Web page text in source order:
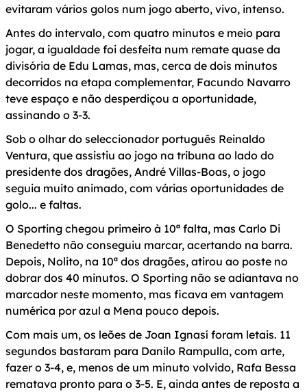
evitaram vários golos num jogo aberto, vivo, intenso.
Antes do intervalo, com quatro minutos e meio para
jogar, a igualdade foi desfeita num remate quase da
divisória de Edu Lamas, mas, cerca de dois minutos
decorridos na etapa complementar, Facundo Navarro
teve espaço e não desperdiçou a oportunidade,
assinando o 3-3.
Sob o olhar do seleccionador português Reinaldo
Ventura, que assistiu ao jogo na tribuna ao lado do
presidente dos dragões, André Villas-Boas, o jogo
seguia muito animado, com várias oportunidades de
golo... e faltas.
O Sporting chegou primeiro à 10ª falta, mas Carlo Di
Benedetto não conseguiu marcar, acertando na barra.
Depois, Nolito, na 10ª dos dragões, atirou ao poste no
dobrar dos 40 minutos. O Sporting não se adiantava no
marcador neste momento, mas ficava em vantagem
numérica por azul a Mena pouco depois.
Com mais um, os leões de Joan Ignasí foram letais. 11
segundos bastaram para Danilo Rampulla, com arte,
fazer o 3-4, e, menos de um minuto volvido, Rafa Bessa
rematava pronto para o 3-5. E, ainda antes de reposta a